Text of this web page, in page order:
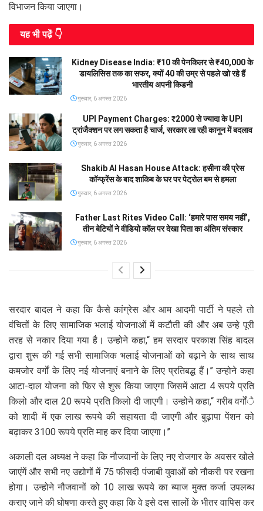
विभाजन किया जाएगा।
यह भी पढे़ं 👇
Kidney Disease India: ₹10 की पेनकिलर से ₹40,000 के
डायलिसिस तक का सफर, क्यों 40 की उम्र से पहले खो रहे हैं
भारतीय अपनी किडनी
गुरूवार, 6 अगस्त 2026
UPI Payment Charges: ₹2000 से ज्यादा के UPI
ट्रांजैक्शन पर लग सकता है चार्ज, सरकार ला रही कानून में बदलाव
गुरूवार, 6 अगस्त 2026
Shakib Al Hasan House Attack: हसीना की प्रेस
कॉन्फ्रेंस के बाद शाकिब के घर पर पेट्रोल बम से हमला
गुरूवार, 6 अगस्त 2026
Father Last Rites Video Call: ‘हमारे पास समय नहीं’,
तीन बेटियों ने वीडियो कॉल पर देखा पिता का अंतिम संस्कार
गुरूवार, 6 अगस्त 2026
सरदार बादल ने कहा कि कैसे कांग्रेस और आम आदमी पार्टी ने पहले तो
वंचितों के लिए सामाजिक भलाई योजनाओं में कटौती की और अब उन्हे पूरी
तरह से नकार दिया गया है। उन्होने कहा,‘‘ हम सरदार परकाश सिंह बादल
द्वारा शुरू की गई सभी सामाजिक भलाई योजनाओं को बढ़ाने के साथ साथ
कमजोर वर्गों के लिए नई योजनाएं बनाने के लिए प्रतिबद्ध हैं।’’ उन्होने कहा
आटा-दाल योजना को फिर से शुरू किया जाएगा जिसमें आटा 4 रूपये प्रति
किलो और दाल 20 रूपये प्रति किलो दी जाएगी। उन्होने कहा,‘‘ गरीब वर्गोंे
को शादी में एक लाख रूपये की सहायता दी जाएगी और बुढ़ापा पेंशन को
बढ़ाकर 3100 रूपये प्रति माह कर दिया जाएगा।’’
अकाली दल अध्यक्ष ने कहा कि नौजवानों के लिए नए रोजगार के अवसर खोले
जाएंगें और सभी नए उद्योगों में 75 फीसदी पंजाबी युवाओं को नौकरी पर रखना
होगा। उन्होने नौजवानों को 10 लाख रूपये का ब्याज मुक्त कर्जा उपलब्ध
कराए जाने की घोषणा करते हुए कहा कि वे इसे दस सालों के भीतर वापिस कर